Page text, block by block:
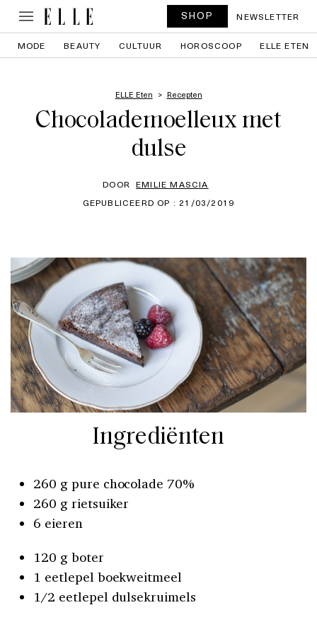
SHOP NEWSLETTER
MODE BEAUTY CULTUUR HOROSCOOP ELLE ETEN
ELLE Eten Recepten
Chocolademoelleux met
dulse
DOOR EMILIE MASCIA
GEPUBLICEERD OP : 21/03/2019
Ingrediënten
260 g pure chocolade 70%
260 g rietsuiker
6 eieren
120 g boter
1 eetlepel boekweitmeel
1/2 eetlepel dulsekruimels